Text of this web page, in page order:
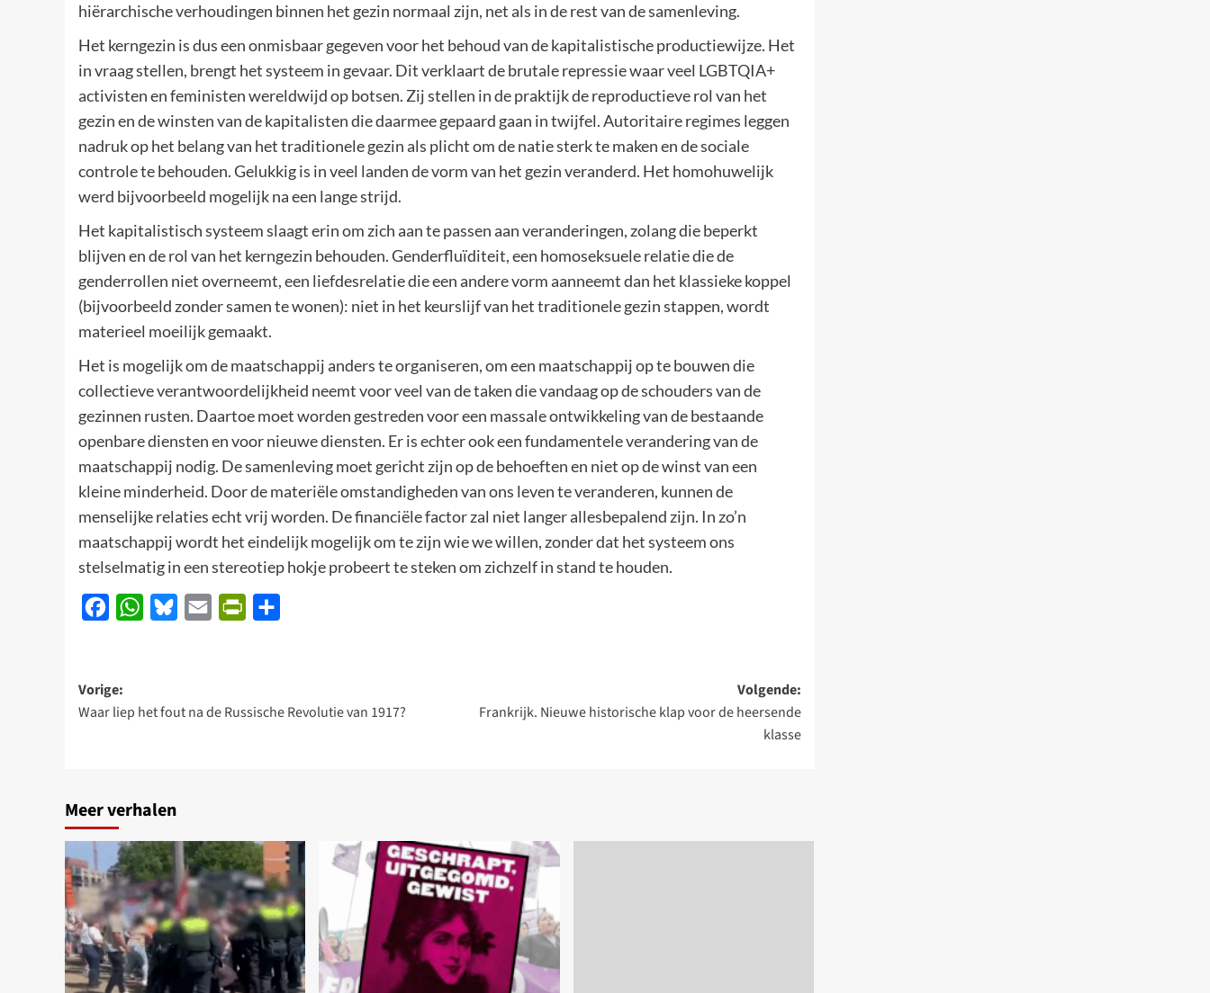
hiërarchische verhoudingen binnen het gezin normaal zijn, net als in de rest van de samenleving.
Het kerngezin is dus een onmisbaar gegeven voor het behoud van de kapitalistische productiewijze. Het
in vraag stellen, brengt het systeem in gevaar. Dit verklaart de brutale repressie waar veel LGBTQIA+
activisten en feministen wereldwijd op botsen. Zij stellen in de praktijk de reproductieve rol van het
gezin en de winsten van de kapitalisten die daarmee gepaard gaan in twijfel. Autoritaire regimes leggen
nadruk op het belang van het traditionele gezin als plicht om de natie sterk te maken en de sociale
controle te behouden. Gelukkig is in veel landen de vorm van het gezin veranderd. Het homohuwelijk
werd bijvoorbeeld mogelijk na een lange strijd.
Het kapitalistisch systeem slaagt erin om zich aan te passen aan veranderingen, zolang die beperkt
blijven en de rol van het kerngezin behouden. Genderfluïditeit, een homoseksuele relatie die de
genderrollen niet overneemt, een liefdesrelatie die een andere vorm aanneemt dan het klassieke koppel
(bijvoorbeeld zonder samen te wonen): niet in het keurslijf van het traditionele gezin stappen, wordt
materieel moeilijk gemaakt.
Het is mogelijk om de maatschappij anders te organiseren, om een maatschappij op te bouwen die
collectieve verantwoordelijkheid neemt voor veel van de taken die vandaag op de schouders van de
gezinnen rusten. Daartoe moet worden gestreden voor een massale ontwikkeling van de bestaande
openbare diensten en voor nieuwe diensten. Er is echter ook een fundamentele verandering van de
maatschappij nodig. De samenleving moet gericht zijn op de behoeften en niet op de winst van een
kleine minderheid. Door de materiële omstandigheden van ons leven te veranderen, kunnen de
menselijke relaties echt vrij worden. De financiële factor zal niet langer allesbepalend zijn. In zo’n
maatschappij wordt het eindelijk mogelijk om te zijn wie we willen, zonder dat het systeem ons
stelselmatig in een stereotiep hokje probeert te steken om zichzelf in stand te houden.
FacebookWhatsApp
BlueskyEmail PrintFriendly
Bericht
navigatie
Vorige:
Waar liep het fout na de Russische Revolutie van 1917?
Volgende:
Frankrijk. Nieuwe historische klap voor de heersende
klasse
Meer verhalen